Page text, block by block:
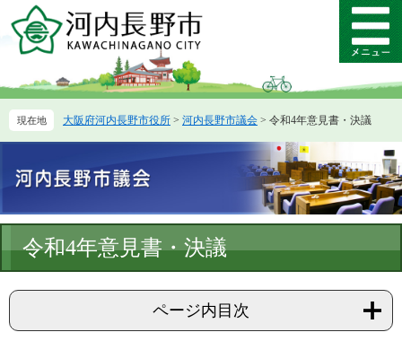
ー
先
す。
ニ
を
し
へ
メ
ニ
ー
大阪府河内長野市役所 > 河内長野市議会 > 令和4年意見書・決議
文
令和4年意見書・決議
ページ内目次